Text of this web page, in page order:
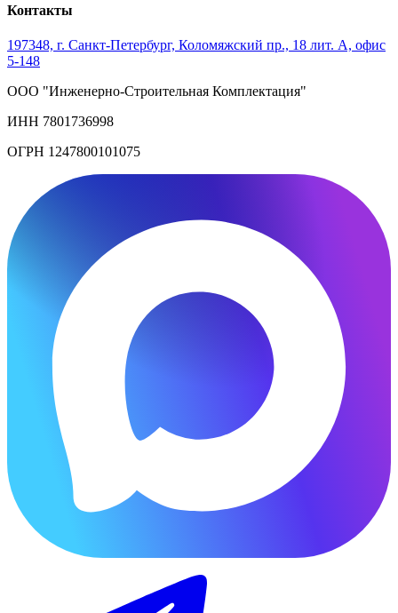
Контакты
197348, г. Санкт-Петербург, Коломяжский пр., 18 лит. А, офис
5-148
ООО "Инженерно-Строительная Комплектация"
ИНН 7801736998
ОГРН 1247800101075